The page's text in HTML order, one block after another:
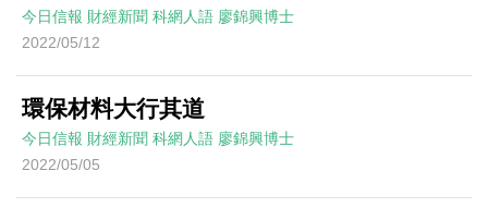
今日信報 財經新聞 科網人語 廖錦興博士
2022/05/12
環保材料大行其道
今日信報 財經新聞 科網人語 廖錦興博士
2022/05/05